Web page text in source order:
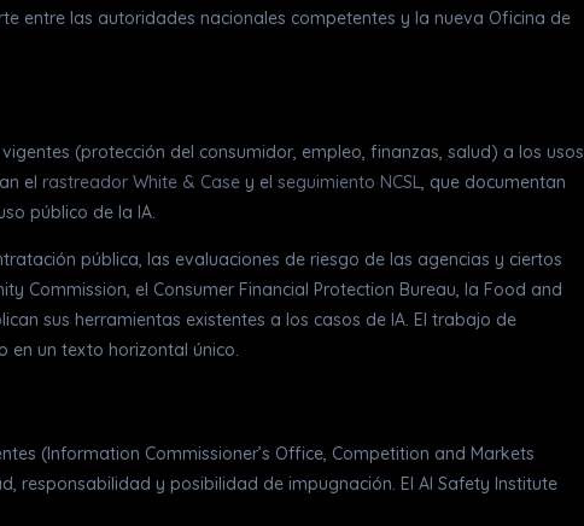
entre las autoridades nacionales competentes y la nueva Oficina de
(protección del consumidor, empleo, finanzas, salud) a los usos
el rastreador White & Case y el seguimiento NCSL, que documentan
público de la IA.
pública, las evaluaciones de riesgo de las agencias y ciertos
Commission, el Consumer Financial Protection Bureau, la Food and
sus herramientas existentes a los casos de IA. El trabajo de
en un texto horizontal único.
(Information Commissioner’s Office, Competition and Markets
responsabilidad y posibilidad de impugnación. El AI Safety Institute